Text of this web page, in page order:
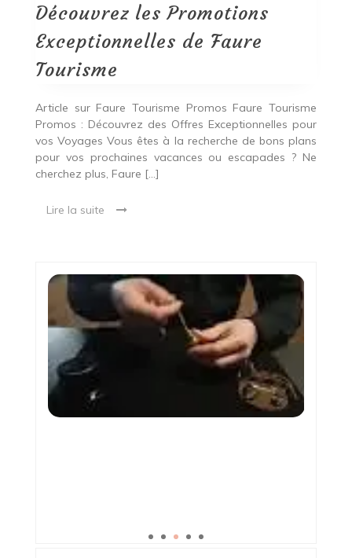
Tourisme
Découvrez les Promotions
Exceptionnelles de Faure
Tourisme
Article sur Faure Tourisme Promos Faure Tourisme
Promos : Découvrez des Offres Exceptionnelles pour
vos Voyages Vous êtes à la recherche de bons plans
pour vos prochaines vacances ou escapades ? Ne
cherchez plus, Faure […]
Lire la suite